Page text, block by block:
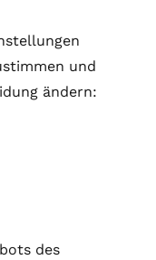
und
ändern:
des